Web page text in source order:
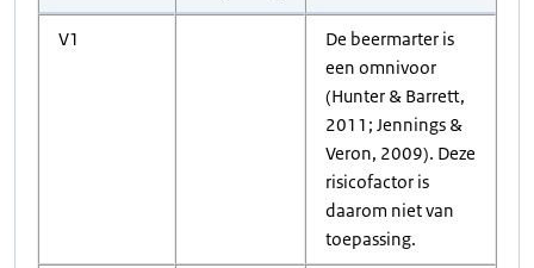
V1
De beermarter is
een omnivoor
(Hunter & Barrett,
2011; Jennings &
Veron, 2009). Deze
risicofactor is
daarom niet van
toepassing.